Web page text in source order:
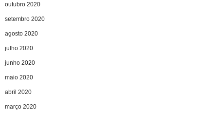
outubro 2020
setembro 2020
agosto 2020
julho 2020
junho 2020
maio 2020
abril 2020
março 2020